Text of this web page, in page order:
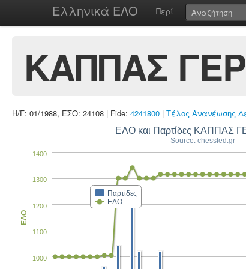
Ελληνικά ΕΛΟ Περί
ΚΑΠΠΑΣ
Η/Γ: 01/1988, ΕΣΟ: 24108 | Fide: 4241800 | Τέλος Ανανέωσης
ΕΛΟ και Παρτίδες ΚΑΠΠΑΣ
Source: chessfed.gr
Παρτίδες
ΕΛΟ
1000
1100
1200
1300
1400
ΕΛΟ